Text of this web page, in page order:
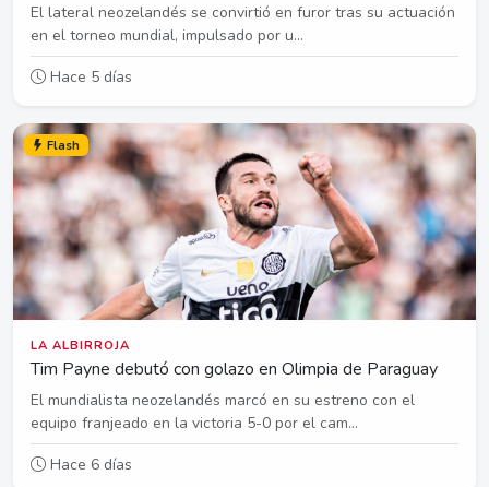
El lateral neozelandés se convirtió en furor tras su actuación
en el torneo mundial, impulsado por u...
Hace 5 días
Flash
LA ALBIRROJA
Tim Payne debutó con golazo en Olimpia de Paraguay
El mundialista neozelandés marcó en su estreno con el
equipo franjeado en la victoria 5-0 por el cam...
Hace 6 días